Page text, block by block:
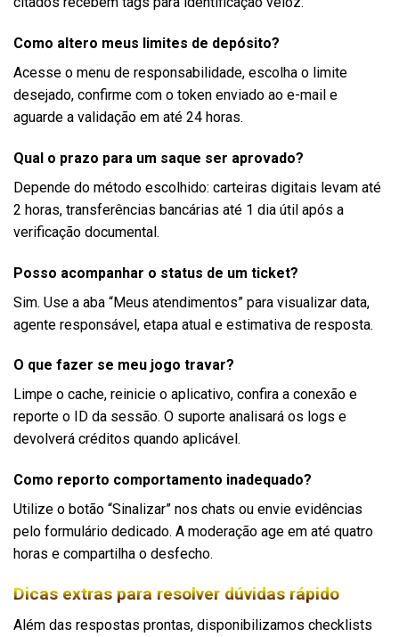
Como altero meus limites de depósito?
Acesse o menu de responsabilidade, escolha o limite
desejado, confirme com o token enviado ao e-mail e
aguarde a validação em até 24 horas.
Qual o prazo para um saque ser aprovado?
Depende do método escolhido: carteiras digitais levam até
2 horas, transferências bancárias até 1 dia útil após a
verificação documental.
Posso acompanhar o status de um ticket?
Sim. Use a aba “Meus atendimentos” para visualizar data,
agente responsável, etapa atual e estimativa de resposta.
O que fazer se meu jogo travar?
Limpe o cache, reinicie o aplicativo, confira a conexão e
reporte o ID da sessão. O suporte analisará os logs e
devolverá créditos quando aplicável.
Como reporto comportamento inadequado?
Utilize o botão “Sinalizar” nos chats ou envie evidências
pelo formulário dedicado. A moderação age em até quatro
horas e compartilha o desfecho.
Dicas extras para resolver dúvidas rápido
Além das respostas prontas, disponibilizamos checklists